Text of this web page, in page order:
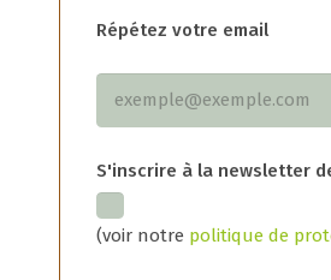
Répétez votre email
S'inscrire à la newsletter
(voir notre politique de